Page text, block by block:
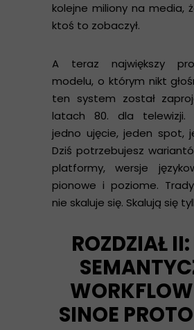
kolejne miliony na media,
ktoś to zobaczył.
A teraz największy
modelu, o którym nikt
ten system został
latach 80. dla telewizji.
jedno ujęcie, jeden spot,
Dziś potrzebujesz
platformy, wersje
pionowe i poziome.
nie skaluje się. Skalują się
ROZDZIAŁ
SINOE